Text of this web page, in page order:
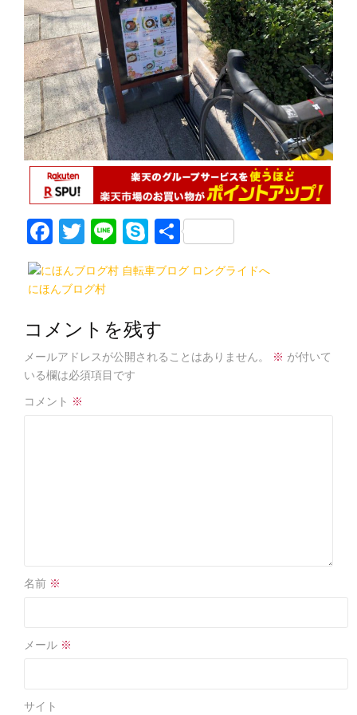
F
a
c
b
o
o
k
T
w
itt
Li
n
e
S
k
y
e
共
有
にほんブログ村
コメントを残す
メールアドレスが公開されることはありません。 ※ が付いて
いる欄は必須項目です
コメント ※
名前 ※
メール ※
サイト